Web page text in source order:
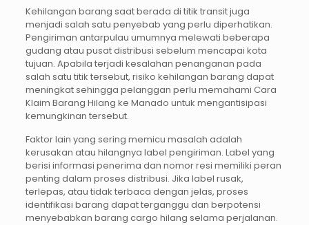
Kehilangan barang saat berada di titik transit juga
menjadi salah satu penyebab yang perlu diperhatikan.
Pengiriman antarpulau umumnya melewati beberapa
gudang atau pusat distribusi sebelum mencapai kota
tujuan. Apabila terjadi kesalahan penanganan pada
salah satu titik tersebut, risiko kehilangan barang dapat
meningkat sehingga pelanggan perlu memahami Cara
Klaim Barang Hilang ke Manado untuk mengantisipasi
kemungkinan tersebut.
Faktor lain yang sering memicu masalah adalah
kerusakan atau hilangnya label pengiriman. Label yang
berisi informasi penerima dan nomor resi memiliki peran
penting dalam proses distribusi. Jika label rusak,
terlepas, atau tidak terbaca dengan jelas, proses
identifikasi barang dapat terganggu dan berpotensi
menyebabkan barang cargo hilang selama perjalanan.